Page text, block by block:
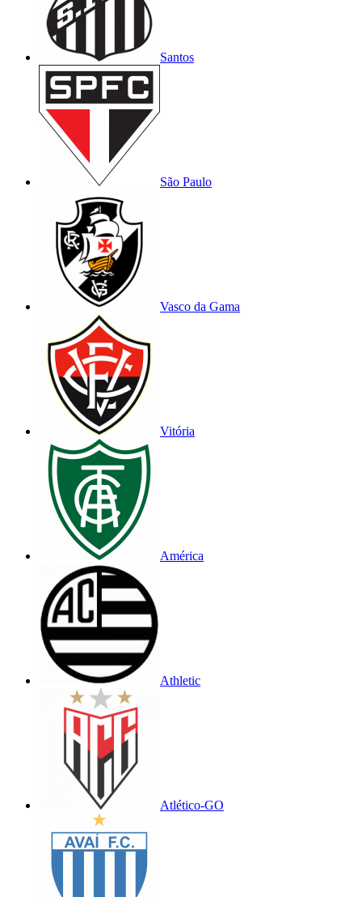
Santos
São Paulo
Vasco da Gama
Vitória
América
Athletic
Atlético-GO